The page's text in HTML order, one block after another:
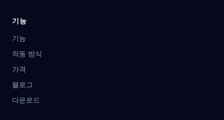
기능
기능
작동 방식
가격
블로그
다운로드